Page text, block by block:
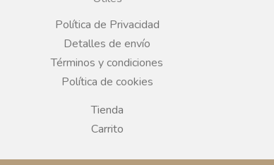
e
b
o
o
t
a
Política de Privacidad
Detalles de envío
Términos y condiciones
Política de cookies
Tienda
Carrito